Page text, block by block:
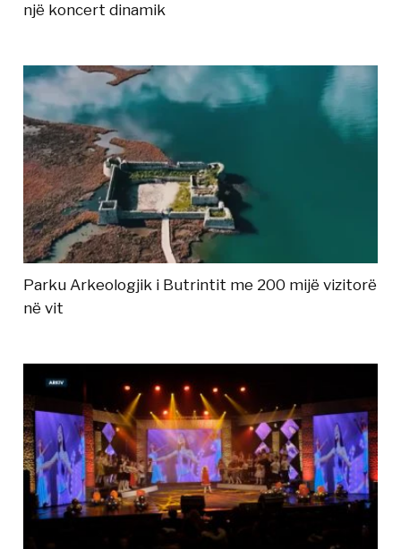
një koncert dinamik
Parku Arkeologjik i Butrintit me 200 mijë vizitorë
në vit